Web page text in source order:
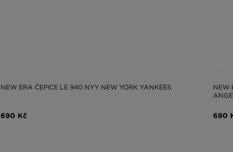
NEW ERA ČEPICE LE 940 NYY NEW YORK YANKEES
690 Kč
NEW
690